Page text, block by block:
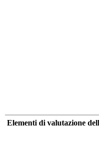
Elementi di valutazione